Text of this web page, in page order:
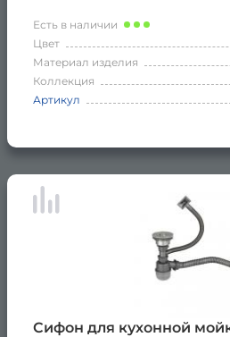
Есть в наличии
Цвет
Материал изделия
Коллекция
Артикул
Сифон для кухонной